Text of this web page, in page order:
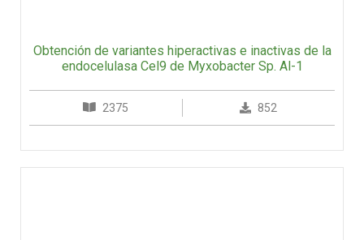
Obtención de variantes hiperactivas e inactivas de la
endocelulasa Cel9 de Myxobacter Sp. Al-1
2375 852